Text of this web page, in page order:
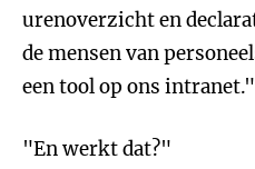
urenoverzicht en
de mensen van
een tool op ons intranet."
"En werkt dat?"